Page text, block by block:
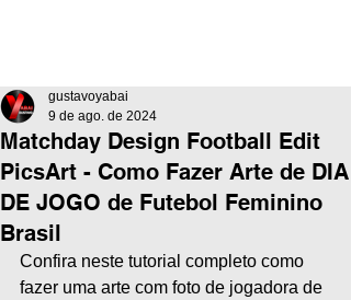
Matchday Design Football Edit
PicsArt - Como Fazer Arte de DIA
DE JOGO de Futebol Feminino
Brasil
gustavoyabai
9 de ago. de 2024
Confira neste tutorial completo como
fazer uma arte com foto de jogadora de